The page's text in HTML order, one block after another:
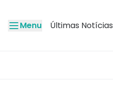
Menu Últimas Notícias